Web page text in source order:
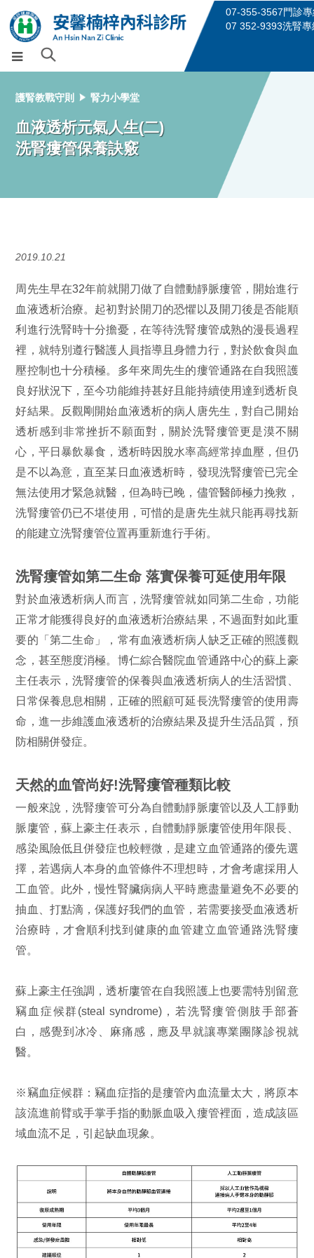
07-355-3567門診
07 352-9393洗腎專
護腎教戰守則 腎力小學堂
血液透析元氣人生(二)
洗腎瘻管保養訣竅
2019.10.21
周先生早在32年前就開刀做了自體動靜脈瘻管，開始進行
血液透析治療。起初對於開刀的恐懼以及開刀後是否能順
利進行洗腎時十分擔憂，在等待洗腎瘻管成熟的漫長過程
裡，就特別遵行醫護人員指導且身體力行，對於飲食與血
壓控制也十分積極。多年來周先生的瘻管通路在自我照護
良好狀況下，至今功能維持甚好且能持續使用達到透析良
好結果。反觀剛開始血液透析的病人唐先生，對自己開始
透析感到非常挫折不願面對，關於洗腎瘻管更是漠不關
心，平日暴飲暴食，透析時因脫水率高經常掉血壓，但仍
是不以為意，直至某日血液透析時，發現洗腎瘻管已完全
無法使用才緊急就醫，但為時已晚，儘管醫師極力挽救，
洗腎瘻管仍已不堪使用，可惜的是唐先生就只能再尋找新
的能建立洗腎瘻管位置再重新進行手術。
洗腎瘻管如第二生命 落實保養可延使用年限
對於血液透析病人而言，洗腎瘻管就如同第二生命，功能
正常才能獲得良好的血液透析治療結果，不過面對如此重
要的「第二生命」，常有血液透析病人缺乏正確的照護觀
念，甚至態度消極。博仁綜合醫院血管通路中心的蘇上豪
主任表示，洗腎瘻管的保養與血液透析病人的生活習慣、
日常保養息息相關，正確的照顧可延長洗腎瘻管的使用壽
命，進一步維護血液透析的治療結果及提升生活品質，預
防相關併發症。
天然的血管尚好!洗腎瘻管種類比較
一般來說，洗腎瘻管可分為自體動靜脈廔管以及人工靜動
脈廔管，蘇上豪主任表示，自體動靜脈廔管使用年限長、
感染風險低且併發症也較輕微，是建立血管通路的優先選
擇，若遇病人本身的血管條件不理想時，才會考慮採用人
工血管。此外，慢性腎臟病病人平時應盡量避免不必要的
抽血、打點滴，保護好我們的血管，若需要接受血液透析
治療時，才會順利找到健康的血管建立血管通路洗腎瘻
管。
蘇上豪主任強調，透析廔管在自我照護上也要需特別留意
竊血症候群(steal syndrome)，若洗腎瘻管側肢手部蒼
白，感覺到冰冷、麻痛感，應及早就讓專業團隊診視就
醫。
※竊血症候群：竊血症指的是瘻管內血流量太大，將原本
該流進前臂或手掌手指的動脈血吸入瘻管裡面，造成該區
域血流不足，引起缺血現象。